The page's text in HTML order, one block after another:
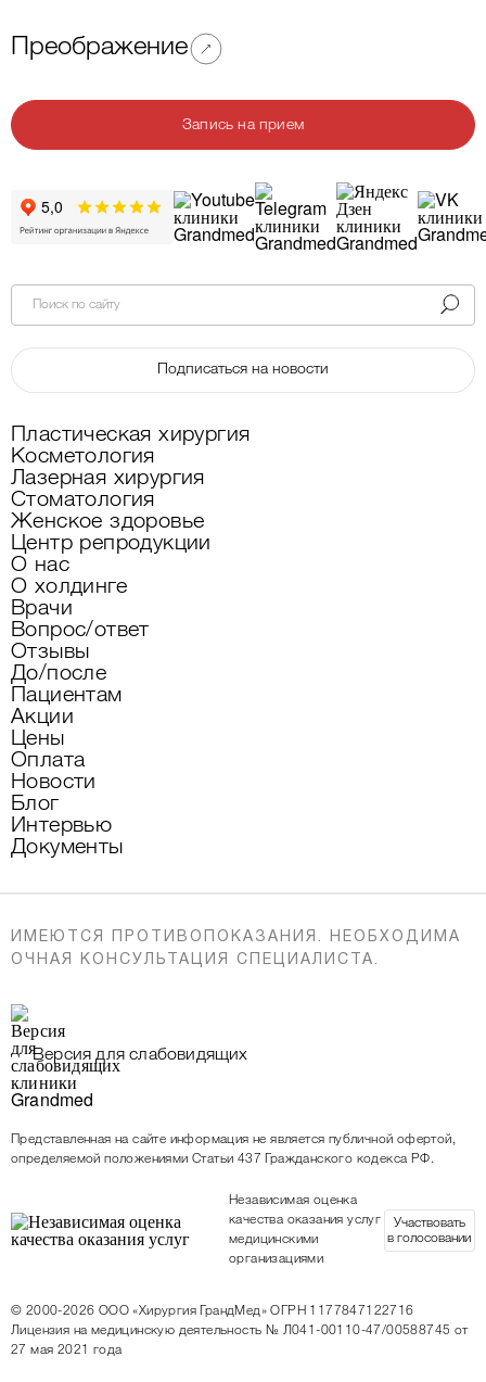
Преображение
Запись на прием
Поиск по сайту
Подписаться на новости
Пластическая хирургия
Косметология
Лазерная хирургия
Стоматология
Женское здоровье
Центр репродукции
О нас
О холдинге
Врачи
Вопрос/ответ
Отзывы
До/после
Пациентам
Акции
Цены
Оплата
Новости
Блог
Интервью
Документы
ИМЕЮТСЯ ПРОТИВОПОКАЗАНИЯ. НЕОБХОДИМА
ОЧНАЯ КОНСУЛЬТАЦИЯ СПЕЦИАЛИСТА.
Версия для слабовидящих
Представленная на сайте информация не является публичной офертой,
определяемой положениями Статьи 437 Гражданского кодекса РФ.
Независимая оценка
качества оказания услуг
медицинскими
организациями
Участвовать
в голосовании
© 2000-2026 ООО «Хирургия ГрандМед» ОГРН 1177847122716
Лицензия на медицинскую деятельность № Л041-00110-47/00588745 от
27 мая 2021 года